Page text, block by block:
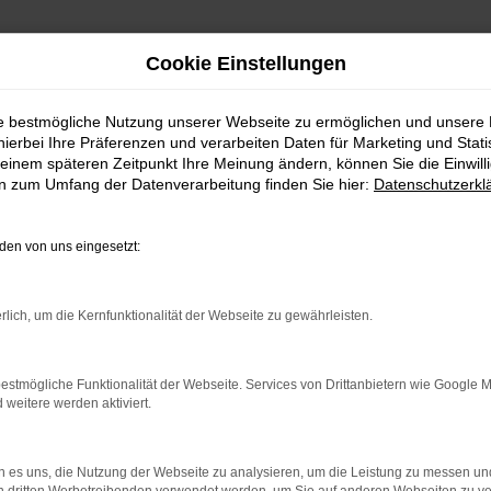
| Lieferservice nach Rottweil
| Lieferservice
– IHR SUZUKI
empfehlen wir Ihnen einen Suzuki Vitara
auf dem Weg zu einem Klassiker. Kennzeichnend
Rottweil im Autohaus Daub kaufen, profitieren Sie von
zufrieden, wenn keinerlei Mängel mehr existieren
Cookie Einstellungen
bestmögliche Nutzung unserer Webseite zu ermöglichen und unsere
Ihre Präferenzen und verarbeiten Daten für Marketing und
späteren Zeitpunkt Ihre Meinung ändern, können Sie die
zum Umfang der Datenverarbeitung finden Sie hier:
von uns eingesetzt:
um die Kernfunktionalität der Webseite zu gewährleisten.
Funktionalität der Webseite. Services von Drittanbietern wie Google
weitere werden aktiviert.
es uns, die Nutzung der Webseite zu analysieren, um die Leistung zu messen